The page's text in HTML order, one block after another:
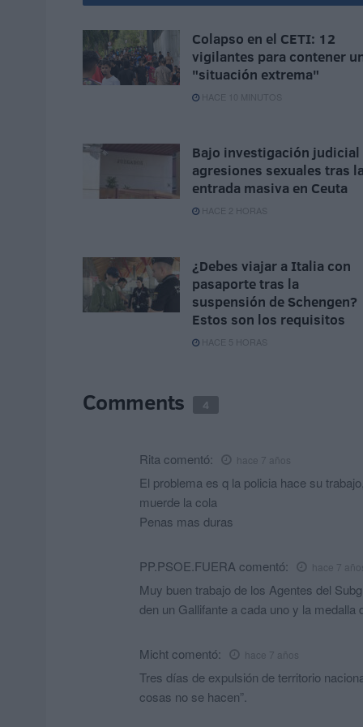
Colapso en el CETI: 12
vigilantes para contener
"situación extrema"
HACE 10 MINUTOS
Bajo investigación judicial
agresiones sexuales tras la
entrada masiva en Ceuta
HACE 2 HORAS
¿Debes viajar a Italia con
pasaporte tras la
suspensión de Schengen?
Estos son los requisitos
HACE 5 HORAS
Comments 4
Rita comentó: hace 7 años
El problema es q la policia hace su
muerde la cola
Penas mas duras
PP.PSOE.FUERA comentó: hace 7 años
Muy buen trabajo de los Agentes del
den un Gallifante a cada uno y la
Micht comentó: hace 7 años
Tres días de expulsión de territorio
cosas no se hacen”.